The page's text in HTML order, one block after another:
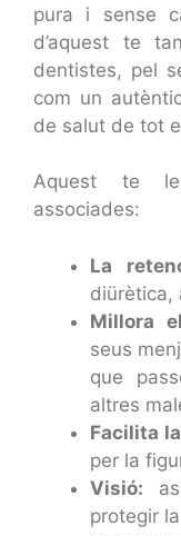
pura i sense
d’aquest te
dentistes, pel
com un
de salut de tot
Aquest te
associades:
La
diürètica,
Millora
seus
que
altres
Facilita
per la
Visió:
protegir